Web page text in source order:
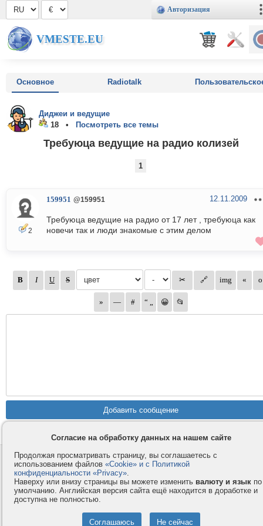
Авторизация
VMESTE.EU
Основное Radiotalk
Диджеи и ведущие
18 •
Посмотреть все темы
Требуюца ведущие на радио колизей
1
2
159951 @159951 12.11.2009
Требуюца ведущие на радио от 17 лет , требуюца как
новечи так и люди знакомые с этим делом
Контакты
Компания
Privacy и Cookie
Услуги
Как оплатить
Помощь
© 2008-2026
- Все права защищены.
Согласие на обработку данных на нашем сайте
Продолжая просматривать страницу, вы соглашаетесь с
использованием файлов «Cookie» и с Политикой
конфиденциальности «Privacy».
Наверху или внизу страницы вы можете изменить валюту и язык по
умолчанию. Английская версия сайта ещё находится в доработке и
доступна не полностью.